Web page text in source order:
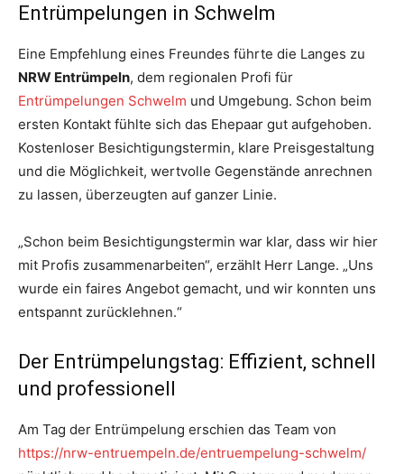
Entrümpelungen in Schwelm
Eine Empfehlung eines Freundes führte die Langes zu
NRW Entrümpeln, dem regionalen Profi für
Entrümpelungen Schwelm und Umgebung. Schon beim
ersten Kontakt fühlte sich das Ehepaar gut aufgehoben.
Kostenloser Besichtigungstermin, klare Preisgestaltung
und die Möglichkeit, wertvolle Gegenstände anrechnen
zu lassen, überzeugten auf ganzer Linie.
„Schon beim Besichtigungstermin war klar, dass wir hier
mit Profis zusammenarbeiten“, erzählt Herr Lange. „Uns
wurde ein faires Angebot gemacht, und wir konnten uns
entspannt zurücklehnen.“
Der Entrümpelungstag: Effizient, schnell
und professionell
Am Tag der Entrümpelung erschien das Team von
https://nrw-entruempeln.de/entruempelung-schwelm/